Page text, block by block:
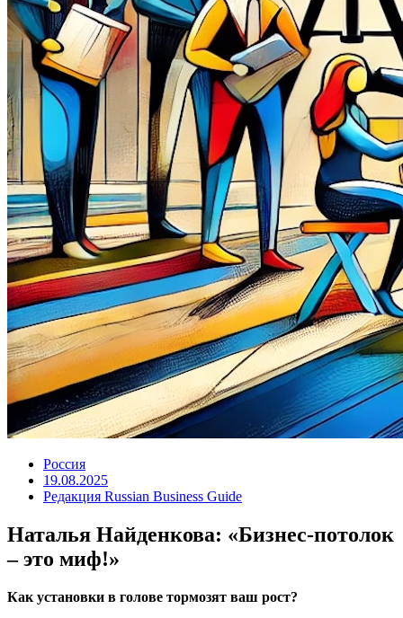
Россия
19.08.2025
Редакция Russian Business Guide
Наталья Найденкова: «Бизнес-потолок
– это миф!»
Как установки в голове тормозят ваш рост?